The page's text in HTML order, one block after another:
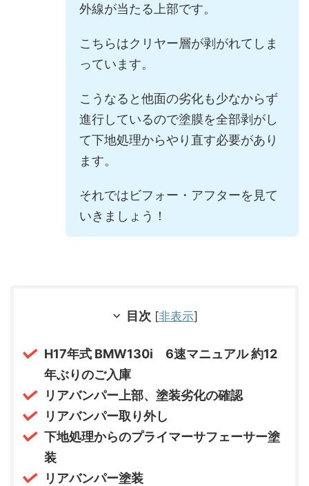
外線が当たる上部です。
こちらはクリヤー層が剥がれてしま
っています。
こうなると他面の劣化も少なからず
進行しているので塗膜を全部剥がし
て下地処理からやり直す必要があり
ます。
それではビフォー・アフターを見て
いきましょう！
目次 [非表示]
H17年式 BMW130i 6速マニュアル 約12
年ぶりのご入庫
リアバンパー上部、塗装劣化の確認
リアバンパー取り外し
下地処理からのプライマーサフェーサー塗
装
リアバンパー塗装